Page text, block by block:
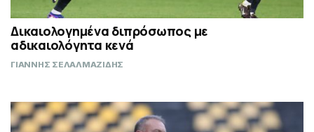
Δικαιολογημένα διπρόσωπος με
αδικαιολόγητα κενά
ΓΙΑΝΝΗΣ ΣΕΛΑΛΜΑΖΙΔΗΣ